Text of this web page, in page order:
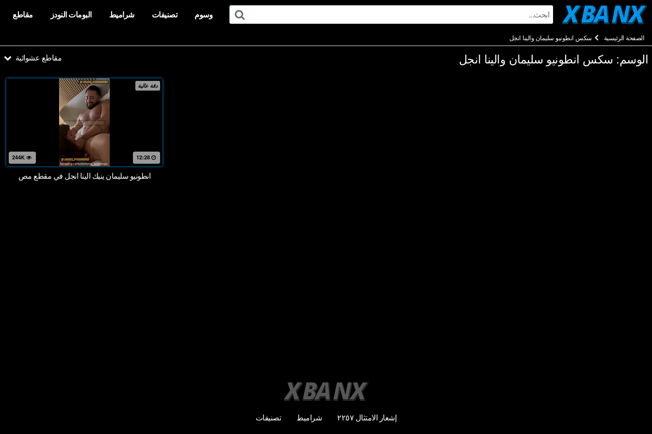
Skip
مقاطع البومات النودز شراميط تصنيفات وسوم
الصفحة الرئيسية سكس انطونيو سليمان والينا انجل
الوسم: سكس انطونيو سليمان والينا انجل مقاطع عشوائية
دقة عالية
12:28
انطونيو سليمان ينيك الينا انجل في مقطع مص
إشعار الامتثال ٢٢٥٧ شراميط تصنيفات